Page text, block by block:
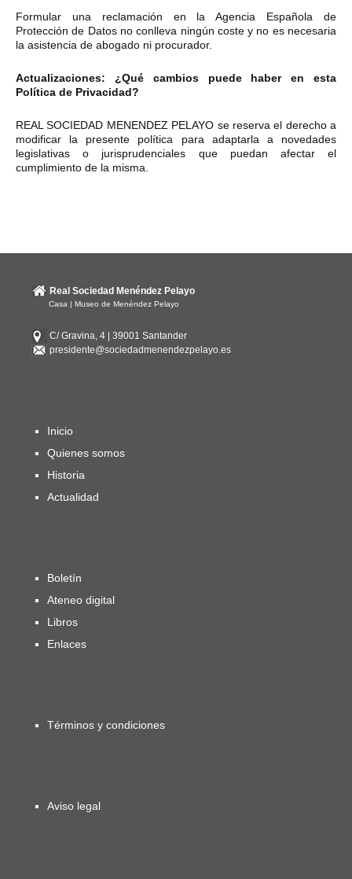
Formular una reclamación en la Agencia Española de
Protección de Datos no conlleva ningún coste y no es necesaria
la asistencia de abogado ni procurador.
Actualizaciones: ¿Qué cambios puede haber en esta
Política de Privacidad?
REAL SOCIEDAD MENENDEZ PELAYO se reserva el derecho a
modificar la presente política para adaptarla a novedades
legislativas o jurisprudenciales que puedan afectar el
cumplimiento de la misma.
Real Sociedad Menéndez Pelayo
Casa | Museo de Menéndez Pelayo
C/ Gravina, 4 | 39001 Santander
presidente@sociedadmenendezpelayo.es
Inicio
Quienes somos
Historia
Actualidad
Boletín
Ateneo digital
Libros
Enlaces
Términos y condiciones
Aviso legal